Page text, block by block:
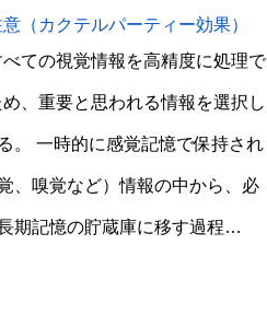
（カクテルパーティー効果）
べての視覚情報を高精度に処理で
め、重要と思われる情報を選択し
。 一時的に感覚記憶で保持され
、嗅覚など）情報の中から、必
期記憶の貯蔵庫に移す過程…